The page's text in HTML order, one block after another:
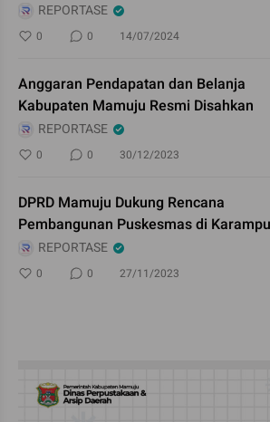
REPORTASE
0 0 14/07/2024
Anggaran Pendapatan dan Belanja
Kabupaten Mamuju Resmi Disahkan
REPORTASE
0 0 30/12/2023
DPRD Mamuju Dukung Rencana
Pembangunan Puskesmas di
REPORTASE
0 0 27/11/2023